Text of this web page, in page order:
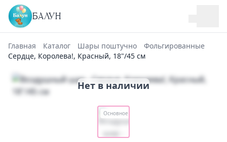
БАЛУН
Главная Каталог Шары поштучно
Фольгированные
Сердце, Королева!, Красный, 18"/45 см
Нет в наличии
Основное